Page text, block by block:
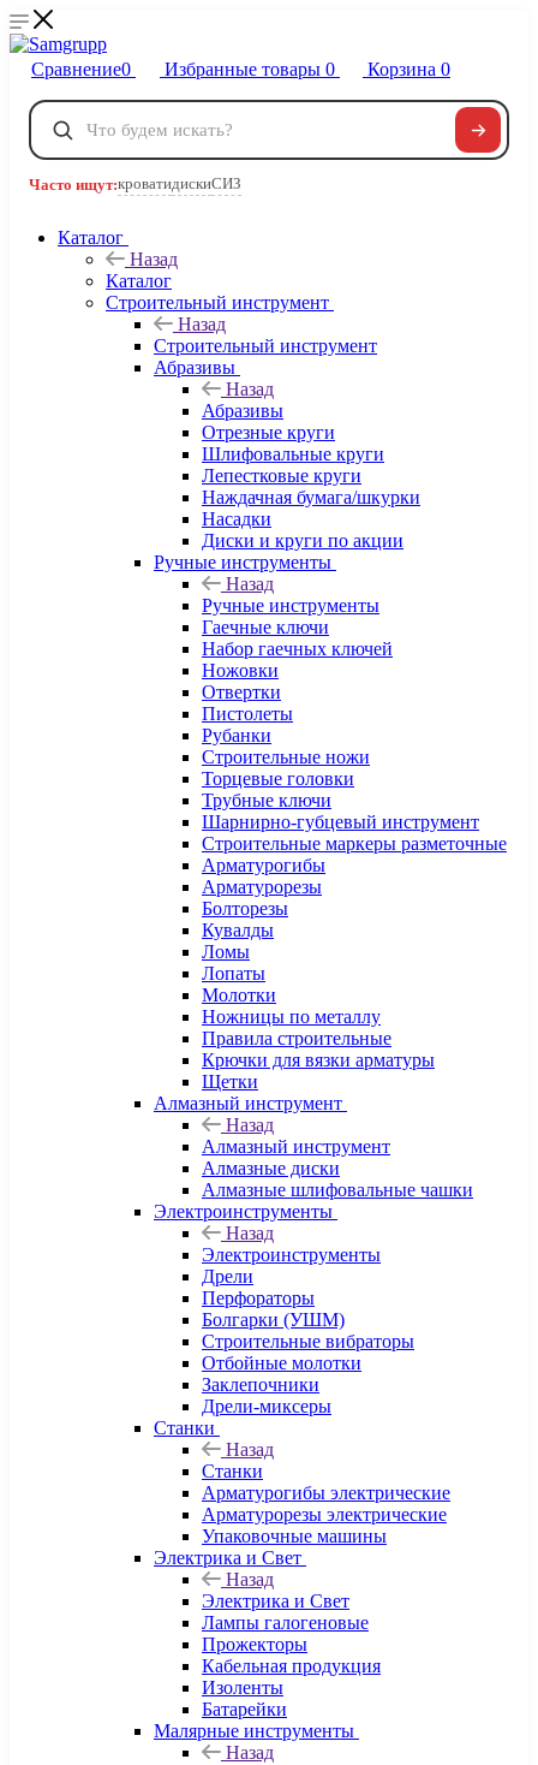
Сравнение0 Избранные товары 0 Корзина 0
Телефоны
8 800 222-40-09
Часто ищут:кроватидискиСИЗ
Каталог
Назад
Каталог
Строительный инструмент
Назад
Строительный инструмент
Абразивы
Назад
Абразивы
Отрезные круги
Шлифовальные круги
Лепестковые круги
Наждачная бумага/шкурки
Насадки
Диски и круги по акции
Ручные инструменты
Назад
Ручные инструменты
Гаечные ключи
Набор гаечных ключей
Ножовки
Отвертки
Пистолеты
Рубанки
Строительные ножи
Торцевые головки
Трубные ключи
Шарнирно-губцевый инструмент
Строительные маркеры разметочные
Арматурогибы
Арматурорезы
Болторезы
Кувалды
Ломы
Лопаты
Молотки
Ножницы по металлу
Правила строительные
Крючки для вязки арматуры
Щетки
Алмазный инструмент
Назад
Алмазный инструмент
Алмазные диски
Алмазные шлифовальные чашки
Электроинструменты
Назад
Электроинструменты
Дрели
Перфораторы
Болгарки (УШМ)
Строительные вибраторы
Отбойные молотки
Заклепочники
Дрели-миксеры
Станки
Назад
Станки
Арматурогибы электрические
Арматурорезы электрические
Упаковочные машины
Электрика и Свет
Назад
Электрика и Свет
Лампы галогеновые
Прожекторы
Кабельная продукция
Изоленты
Батарейки
Малярные инструменты
Назад